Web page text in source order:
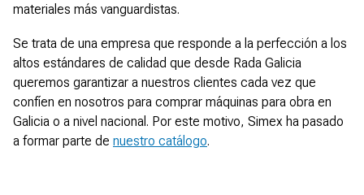
materiales más vanguardistas.
Se trata de una empresa que responde a la perfección a los
altos estándares de calidad que desde Rada Galicia
queremos garantizar a nuestros clientes cada vez que
confíen en nosotros para comprar máquinas para obra en
Galicia o a nivel nacional. Por este motivo, Simex ha pasado
a formar parte de nuestro catálogo.